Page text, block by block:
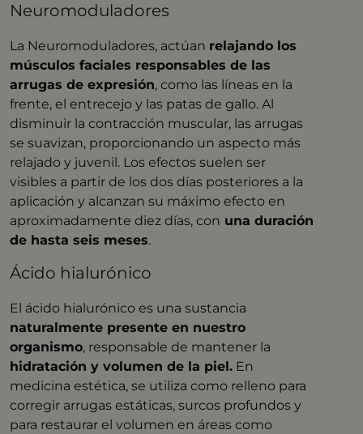
Neuromoduladores
La Neuromoduladores, actúan relajando los
músculos faciales responsables de las
arrugas de expresión, como las líneas en la
frente, el entrecejo y las patas de gallo. Al
disminuir la contracción muscular, las arrugas
se suavizan, proporcionando un aspecto más
relajado y juvenil. Los efectos suelen ser
visibles a partir de los dos días posteriores a la
aplicación y alcanzan su máximo efecto en
aproximadamente diez días, con una duración
de hasta seis meses. ​
Ácido hialurónico
El ácido hialurónico es una sustancia
naturalmente presente en nuestro
organismo, responsable de mantener la
hidratación y volumen de la piel. En
medicina estética, se utiliza como relleno para
corregir arrugas estáticas, surcos profundos y
para restaurar el volumen en áreas como